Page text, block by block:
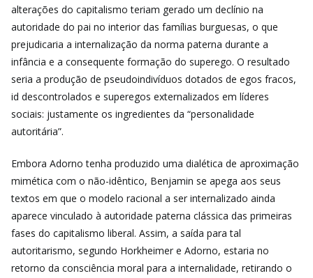
alterações do capitalismo teriam gerado um declínio na
autoridade do pai no interior das famílias burguesas, o que
prejudicaria a internalização da norma paterna durante a
infância e a consequente formação do superego. O resultado
seria a produção de pseudoindivíduos dotados de egos fracos,
id descontrolados e superegos externalizados em líderes
sociais: justamente os ingredientes da “personalidade
autoritária”.
Embora Adorno tenha produzido uma dialética de aproximação
mimética com o não-idêntico, Benjamin se apega aos seus
textos em que o modelo racional a ser internalizado ainda
aparece vinculado à autoridade paterna clássica das primeiras
fases do capitalismo liberal. Assim, a saída para tal
autoritarismo, segundo Horkheimer e Adorno, estaria no
retorno da consciência moral para a internalidade, retirando o